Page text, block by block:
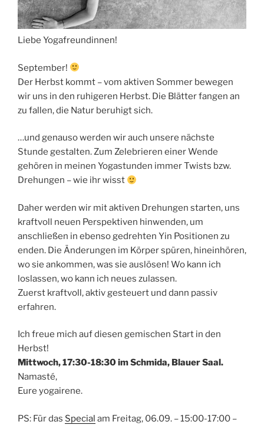
Liebe Yogafreundinnen!
September!
Der Herbst kommt – vom aktiven Sommer bewegen
wir uns in den ruhigeren Herbst. Die Blätter fangen an
zu fallen, die Natur beruhigt sich.
…und genauso werden wir auch unsere nächste
Stunde gestalten. Zum Zelebrieren einer Wende
gehören in meinen Yogastunden immer Twists bzw.
Drehungen – wie ihr wisst
Daher werden wir mit aktiven Drehungen starten, uns
kraftvoll neuen Perspektiven hinwenden, um
anschließen in ebenso gedrehten Yin Positionen zu
enden. Die Änderungen im Körper spüren, hineinhören,
wo sie ankommen, was sie auslösen! Wo kann ich
loslassen, wo kann ich neues zulassen.
Zuerst kraftvoll, aktiv gesteuert und dann passiv
erfahren.
Ich freue mich auf diesen gemischen Start in den
Herbst!
Mittwoch, 17:30-18:30 im Schmida, Blauer Saal.
Namasté,
Eure yogairene.
PS: Für das Special am Freitag, 06.09. – 15:00-17:00 –